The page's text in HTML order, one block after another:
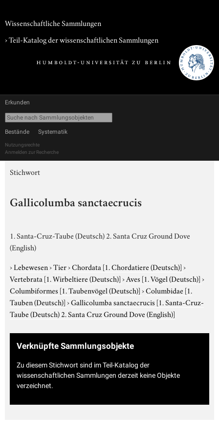
Wissenschaftliche Sammlungen
› Teil-Katalog der wissenschaftlichen Sammlungen
Erkunden
Bestände Systematik
Nutzungsrechte
Anmelden zur Recherche
Stichwort
Gallicolumba sanctaecrucis
1. Santa-Cruz-Taube (Deutsch) 2. Santa Cruz Ground Dove
(English)
›Lebewesen›Tier›Chordata [1. Chordatiere (Deutsch)]›
Vertebrata [1. Wirbeltiere (Deutsch)]›Aves [1. Vögel (Deutsch)]›
Columbiformes [1. Taubenvögel (Deutsch)]›Columbidae [1.
Tauben (Deutsch)]›Gallicolumba sanctaecrucis [1. Santa-Cruz-
Taube (Deutsch) 2. Santa Cruz Ground Dove (English)]
Verknüpfte Sammlungsobjekte
Zu diesem Stichwort sind im Teil-Katalog der
wissenschaftlichen Sammlungen derzeit keine Objekte
verzeichnet.